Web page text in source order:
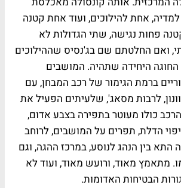
אחת להילוכים, ועוד אחת קטנה
פחות נגישה, שתי הגדולות לא
ואם החלטתם שם בג'נסיס שההילוכים
החוגה היחידה שתהיה. המושבים
ברמת הגימור של רכב המבחן, עם
לרבות מסאג', שלעיתים הפעיל את
כולו מעוטר בתפירה בצבע אדום,
הדלת, תפרים על המושבים, לרוחב
בין הנהג לנוסע, במרכז ההגה, וגם
מתאמץ מאוד, ורועש מאוד, ועוד לא
הבטיחות האדומות.